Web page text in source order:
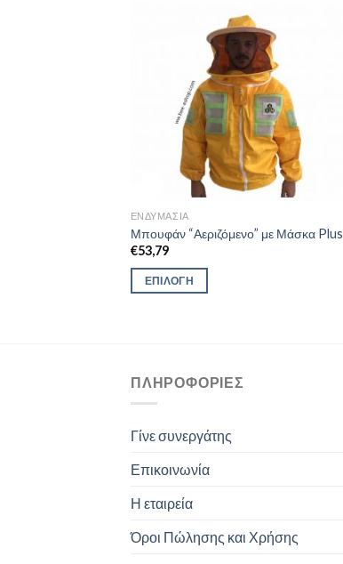
ΕΝΔΥΜΑΣΊΑ
Μπουφάν “Αεριζόμενο” με Μάσκα Plus
€53,79
ΕΠΙΛΟΓΉ
ΠΛΗΡΟΦΟΡΊΕΣ
Γίνε συνεργάτης
Επικοινωνία
Η εταιρεία
Όροι Πώλησης και Χρήσης